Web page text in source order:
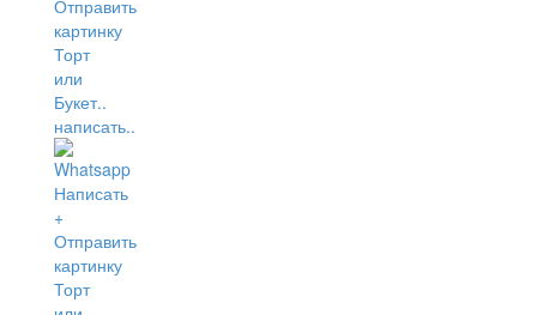
написать..